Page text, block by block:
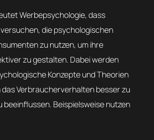
Werbepsychologie, dass
die psychologischen
zu nutzen, um ihre
zu gestalten. Dabei werden
Konzepte und Theorien
Verbraucherverhalten besser zu
beeinflussen. Beispielsweise nutzen